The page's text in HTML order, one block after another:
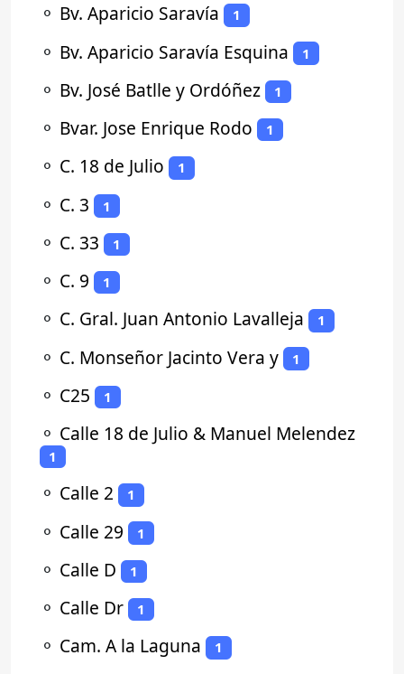
⚬ Bv. Aparicio Saravía 1
⚬ Bv. Aparicio Saravía Esquina 1
⚬ Bv. José Batlle y Ordóñez 1
⚬ Bvar. Jose Enrique Rodo 1
⚬ C. 18 de Julio 1
⚬ C. 3 1
⚬ C. 33 1
⚬ C. 9 1
⚬ C. Gral. Juan Antonio Lavalleja 1
⚬ C. Monseñor Jacinto Vera y 1
⚬ C25 1
⚬ Calle 18 de Julio & Manuel Melendez
1
⚬ Calle 2 1
⚬ Calle 29 1
⚬ Calle D 1
⚬ Calle Dr 1
⚬ Cam. A la Laguna 1